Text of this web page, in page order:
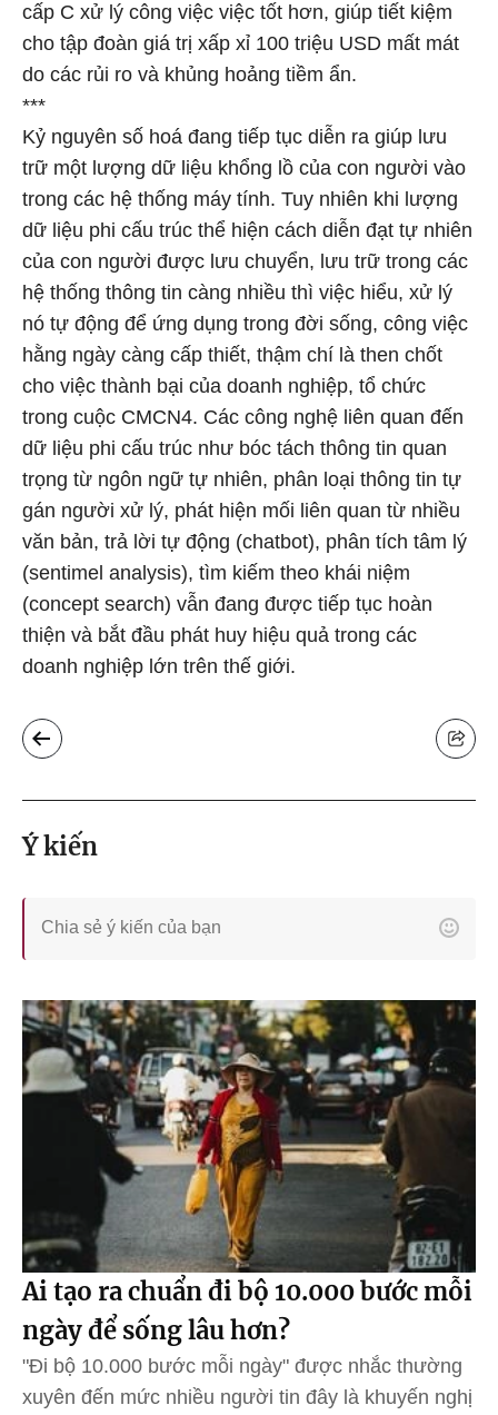
cấp C xử lý công việc việc tốt hơn, giúp tiết kiệm
cho tập đoàn giá trị xấp xỉ 100 triệu USD mất mát
do các rủi ro và khủng hoảng tiềm ẩn.
***
Kỷ nguyên số hoá đang tiếp tục diễn ra giúp lưu
trữ một lượng dữ liệu khổng lồ của con người vào
trong các hệ thống máy tính. Tuy nhiên khi lượng
dữ liệu phi cấu trúc thể hiện cách diễn đạt tự nhiên
của con người được lưu chuyển, lưu trữ trong các
hệ thống thông tin càng nhiều thì việc hiểu, xử lý
nó tự động để ứng dụng trong đời sống, công việc
hằng ngày càng cấp thiết, thậm chí là then chốt
cho việc thành bại của doanh nghiệp, tổ chức
trong cuộc CMCN4. Các công nghệ liên quan đến
dữ liệu phi cấu trúc như bóc tách thông tin quan
trọng từ ngôn ngữ tự nhiên, phân loại thông tin tự
gán người xử lý, phát hiện mối liên quan từ nhiều
văn bản, trả lời tự động (chatbot), phân tích tâm lý
(sentimel analysis), tìm kiếm theo khái niệm
(concept search) vẫn đang được tiếp tục hoàn
thiện và bắt đầu phát huy hiệu quả trong các
doanh nghiệp lớn trên thế giới.
Ý kiến
Ai tạo ra chuẩn đi bộ 10.000 bước mỗi
ngày để sống lâu hơn?
"Đi bộ 10.000 bước mỗi ngày" được nhắc thường
xuyên đến mức nhiều người tin đây là khuyến nghị